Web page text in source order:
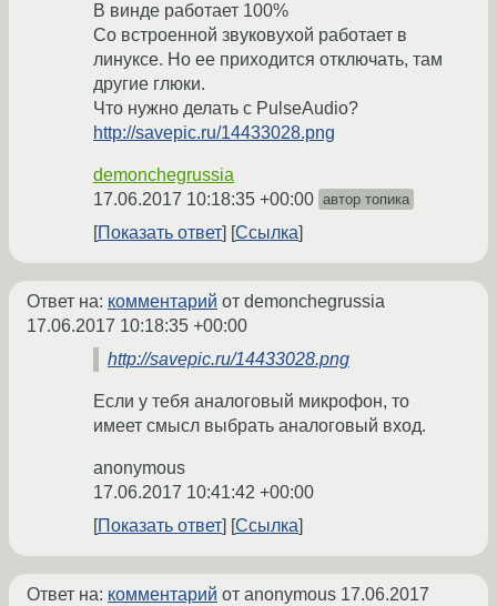
В винде работает 100%
Со встроенной звуковухой работает в
линуксе. Но ее приходится отключать, там
другие глюки.
Что нужно делать с PulseAudio?
http://savepic.ru/14433028.png
demonchegrussia
17.06.2017 10:18:35 +00:00 автор топика
Показать ответ Ссылка
Ответ на: комментарий от demonchegrussia
17.06.2017 10:18:35 +00:00
http://savepic.ru/14433028.png
Если у тебя аналоговый микрофон, то
имеет смысл выбрать аналоговый вход.
anonymous
17.06.2017 10:41:42 +00:00
Показать ответ
Ссылка
Ответ на: комментарий от anonymous 17.06.2017